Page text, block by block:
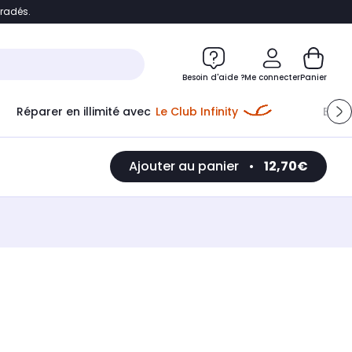
Accéder directement au chatbot
Besoin d'aide ?Me connecterPanier
Réparer en illimité avec Le Club Infinity
Ajouter au panier • 12,70€